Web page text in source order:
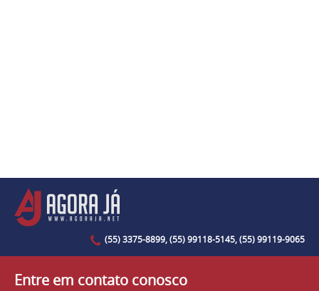
(55) 3375-8899, (55) 99118-5145, (55) 99119-9065
Entre em contato conosco